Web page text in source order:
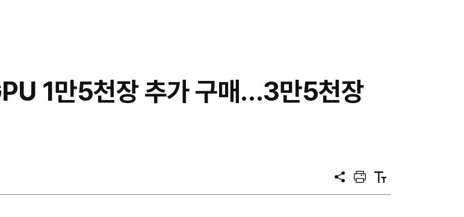
1만5천장 추가 구매…3만5천장
공
프
트
텍
트